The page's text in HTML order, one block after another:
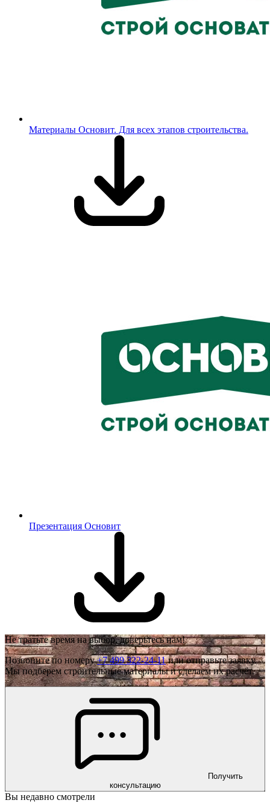
Материалы Основит. Для всех этапов строительства.
Презентация Основит
Не тратьте время на выбор, доверьтесь нам!
Позвоните по номеру+7 499 322-24-11или отправьте заявку.
Мы подберем строительные материалы и сделаем их расчёт.
Получить
консультацию
Вы недавно смотрели